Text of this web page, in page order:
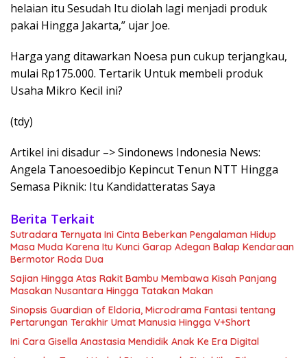
helaian itu Sesudah Itu diolah lagi menjadi produk
pakai Hingga Jakarta,” ujar Joe.
Harga yang ditawarkan Noesa pun cukup terjangkau,
mulai Rp175.000. Tertarik Untuk membeli produk
Usaha Mikro Kecil ini?
(tdy)
Artikel ini disadur –> Sindonews Indonesia News:
Angela Tanoesoedibjo Kepincut Tenun NTT Hingga
Semasa Piknik: Itu Kandidatteratas Saya
Berita Terkait
Sutradara Ternyata Ini Cinta Beberkan Pengalaman Hidup
Masa Muda Karena Itu Kunci Garap Adegan Balap Kendaraan
Bermotor Roda Dua
Sajian Hingga Atas Rakit Bambu Membawa Kisah Panjang
Masakan Nusantara Hingga Tatakan Makan
Sinopsis Guardian of Eldoria, Microdrama Fantasi tentang
Pertarungan Terakhir Umat Manusia Hingga V+Short
Ini Cara Gisella Anastasia Mendidik Anak Ke Era Digital